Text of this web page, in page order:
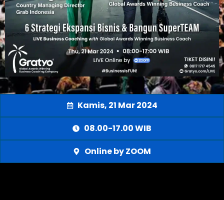
Kamis, 21 Mar 2024
08.00-17.00 WIB
Online by ZOOM